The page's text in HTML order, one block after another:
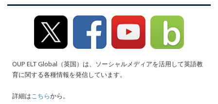
OUP ELT Global（英国）は、ソーシャルメディアを活用して英語教
育に関する各種情報を発信しています。
詳細はこちらから。